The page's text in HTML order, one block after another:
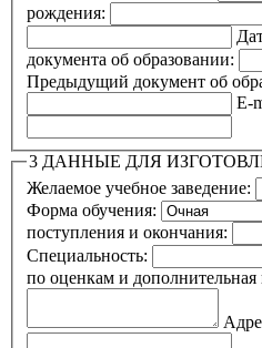
рождения:
документа об образовании:
Предыдущий документ об
E-
3 ДАННЫЕ ДЛЯ
Желаемое учебное заведение:
Форма обучения:
поступления и окончания:
Специальность:
по оценкам и